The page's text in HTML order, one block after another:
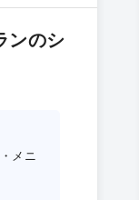
ンのシ
メニ